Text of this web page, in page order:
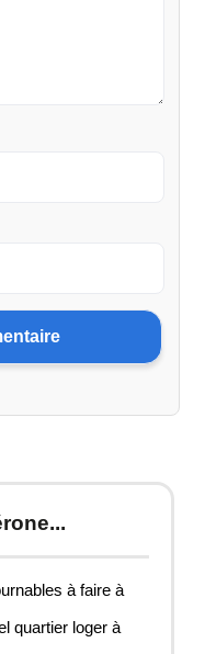
à faire à
quartier loger à